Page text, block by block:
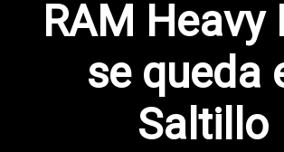
RAM Heavy
se queda
Saltillo